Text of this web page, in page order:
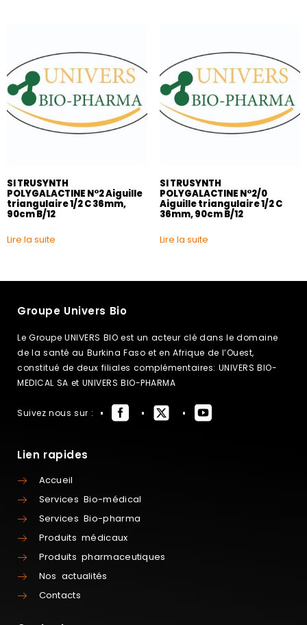
SI TRUSYNTH
POLYGALACTINE N°2 Aiguille
triangulaire 1/2 C 36mm,
90cm B/12
Lire la suite
SI TRUSYNTH
POLYGALACTINE N°2/0
Aiguille triangulaire 1/2 C
36mm, 90cm B/12
Lire la suite
Groupe Univers Bio
Le Groupe UNIVERS BIO est un acteur clé dans le domaine
de la santé au Burkina Faso et en Afrique de l’Ouest,
constitué de deux filiales complémentaires: UNIVERS BIO-
MEDICAL SA et UNIVERS BIO-PHARMA
Suivez nous sur :
Lien rapides
Accueil
Services Bio-médical
Services Bio-pharma
Produits médicaux
Produits pharmaceutiques
Nos actualités
Contacts